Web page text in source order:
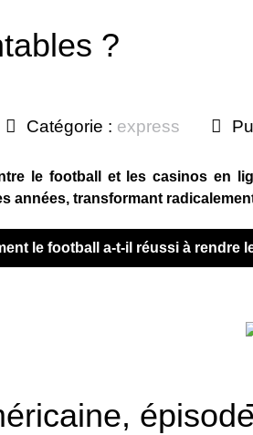
?
Catégorie : express
le football et les casinos en
années, transformant
le football a-t-il réussi à rendre